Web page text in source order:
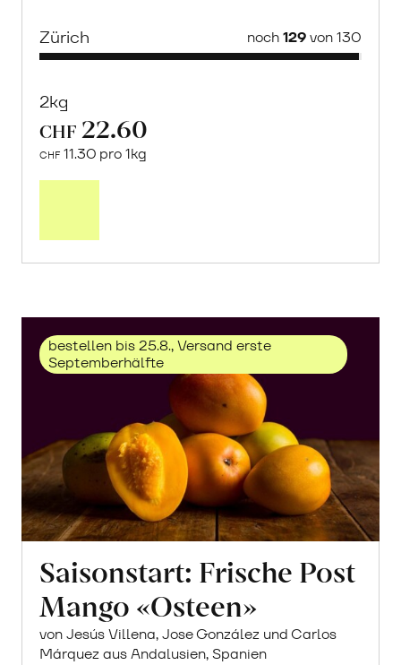
Zürich noch129von 130
2kg
CHF 22.60
CHF 11.30 pro 1kg
erfahren
bestellen bis 25.8., Versand erste
Septemberhälfte
Saisonstart: Frische Post
Mango «Osteen»
von Jesús Villena, Jose González und Carlos
Márquez aus Andalusien, Spanien